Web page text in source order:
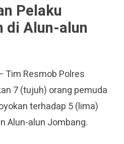
Pelaku
di Alun-alun
Tim Resmob Polres
7 (tujuh) orang pemuda
terhadap 5 (lima)
Alun-alun Jombang.